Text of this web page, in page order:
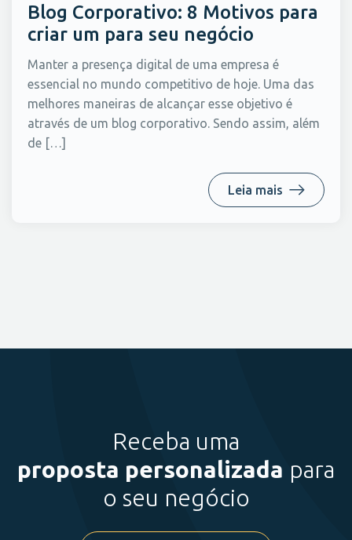
Blog Corporativo: 8 Motivos para
criar um para seu negócio
Manter a presença digital de uma empresa é
essencial no mundo competitivo de hoje. Uma das
melhores maneiras de alcançar esse objetivo é
através de um blog corporativo. Sendo assim, além
de […]
Leia mais
Receba uma
proposta personalizada para
o seu negócio